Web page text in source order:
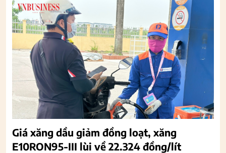
Giá xăng dầu giảm đồng loạt, xăng
E10RON95-III lùi về 22.324 đồng/lít